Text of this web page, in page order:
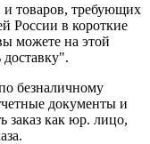
и товаров, требующих
России в короткие
можете на этой
безналичному
документы и
заказ как юр. лицо,